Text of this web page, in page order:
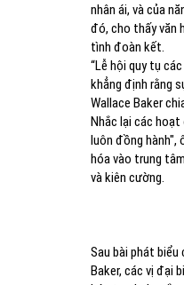
nhân ái, và của
đó, cho thấy văn
tình đoàn kết.
“Lễ hội quy tụ
khẳng định rằng
Wallace Baker
Nhắc lại các hoạt
luôn đồng hành",
hóa vào trung
và kiên cường.
Sau bài phát biểu
Baker, các vị đại